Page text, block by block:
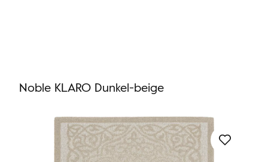
Noble KLARO Dunkel-beige